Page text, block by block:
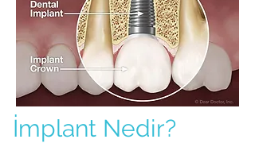
İmplant Nedir?